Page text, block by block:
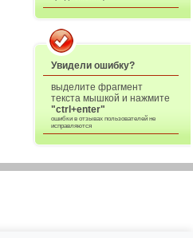
Увидели ошибку?
выделите фрагмент
текста мышкой и нажмите
"ctrl+enter"
ошибки в отзывах пользователей не
исправляются